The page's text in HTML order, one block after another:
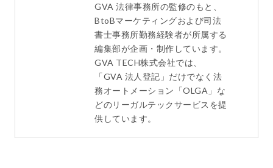
GVA 法律事務所の監修のもと、
BtoBマーケティングおよび司法
書士事務所勤務経験者が所属する
編集部が企画・制作しています。
GVA TECH株式会社では、
「GVA 法人登記」だけでなく法
務オートメーション「OLGA」な
どのリーガルテックサービスを提
供しています。